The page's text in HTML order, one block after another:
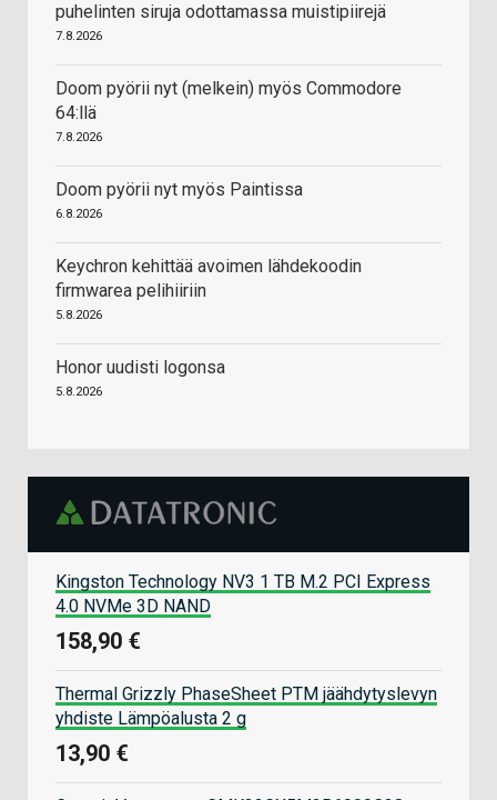
puhelinten siruja odottamassa muistipiirejä
7.8.2026
Doom pyörii nyt (melkein) myös Commodore
64:llä
7.8.2026
Doom pyörii nyt myös Paintissa
6.8.2026
Keychron kehittää avoimen lähdekoodin
firmwarea pelihiiriin
5.8.2026
Honor uudisti logonsa
5.8.2026
Kingston Technology NV3 1 TB M.2 PCI Express
4.0 NVMe 3D NAND
158,90 €
Thermal Grizzly PhaseSheet PTM jäähdytyslevyn
yhdiste Lämpöalusta 2 g
13,90 €